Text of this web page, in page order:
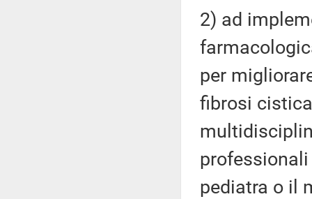
2) ad
per
fibrosi
pediatra o il